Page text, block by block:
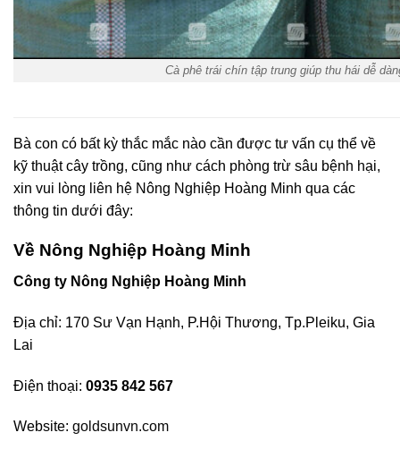
Cà phê trái chín tập trung giúp thu hái dễ
Bà con có bất kỳ thắc mắc nào cần được tư vấn cụ thể về
kỹ thuật cây trồng, cũng như cách phòng trừ sâu bệnh hại,
xin vui lòng liên hệ Nông Nghiệp Hoàng Minh qua các
thông tin dưới đây:
Về Nông Nghiệp Hoàng Minh
Công ty Nông Nghiệp Hoàng Minh
Địa chỉ: 170 Sư Vạn Hạnh, P.Hội Thương, Tp.Pleiku, Gia
Lai
Điện thoại: 0935 842 567
Website: goldsunvn.com